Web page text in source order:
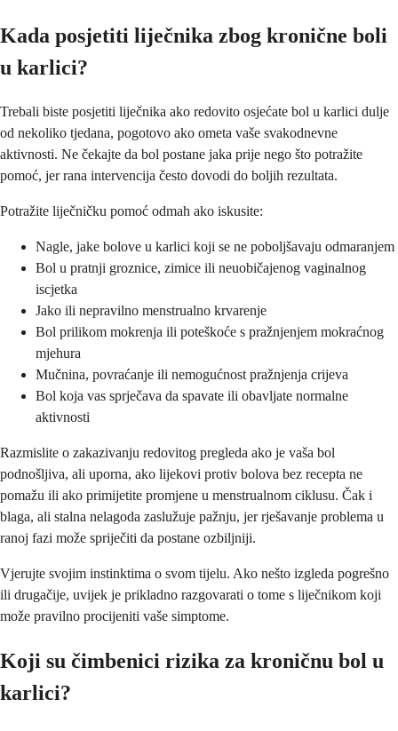
Kada posjetiti liječnika zbog kronične boli
u karlici?
Trebali biste posjetiti liječnika ako redovito osjećate bol u karlici dulje
od nekoliko tjedana, pogotovo ako ometa vaše svakodnevne
aktivnosti. Ne čekajte da bol postane jaka prije nego što potražite
pomoć, jer rana intervencija često dovodi do boljih rezultata.
Potražite liječničku pomoć odmah ako iskusite:
Nagle, jake bolove u karlici koji se ne poboljšavaju odmaranjem
Bol u pratnji groznice, zimice ili neuobičajenog vaginalnog
iscjetka
Jako ili nepravilno menstrualno krvarenje
Bol prilikom mokrenja ili poteškoće s pražnjenjem mokraćnog
mjehura
Mučnina, povraćanje ili nemogućnost pražnjenja crijeva
Bol koja vas sprječava da spavate ili obavljate normalne
aktivnosti
Razmislite o zakazivanju redovitog pregleda ako je vaša bol
podnošljiva, ali uporna, ako lijekovi protiv bolova bez recepta ne
pomažu ili ako primijetite promjene u menstrualnom ciklusu. Čak i
blaga, ali stalna nelagoda zaslužuje pažnju, jer rješavanje problema u
ranoj fazi može spriječiti da postane ozbiljniji.
Vjerujte svojim instinktima o svom tijelu. Ako nešto izgleda pogrešno
ili drugačije, uvijek je prikladno razgovarati o tome s liječnikom koji
može pravilno procijeniti vaše simptome.
Koji su čimbenici rizika za kroničnu bol u
karlici?